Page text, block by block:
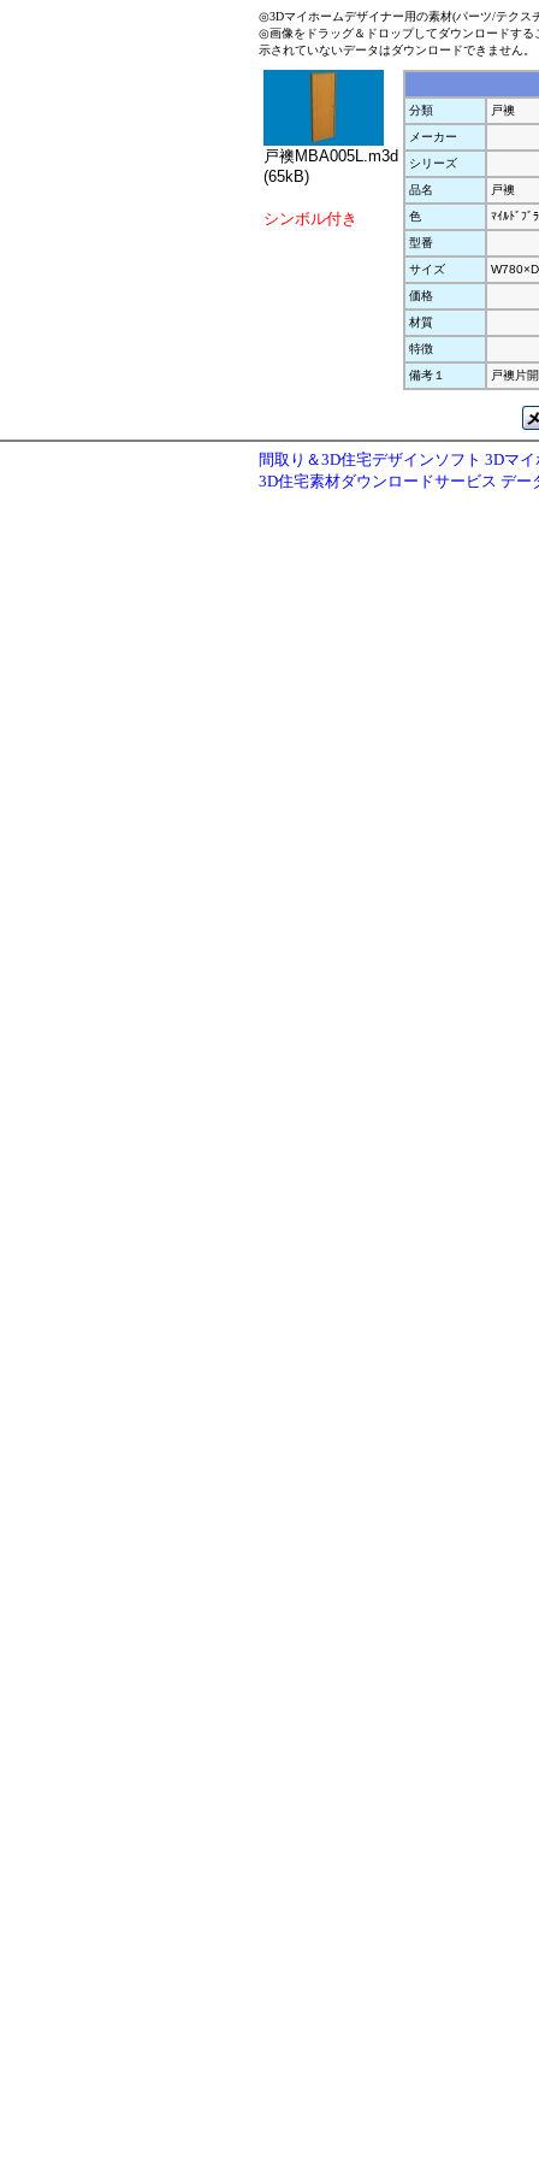
◎3Dマイホームデザイナー用の素材(パーツ/テクス
◎画像をドラッグ＆ドロップしてダウンロードす
示されていないデータはダウンロードできません。
戸襖MBA005L.m3d
(65kB)
シンボル付き
分類
戸襖
メーカー
シリーズ
品名
戸襖
色
ﾏｲﾙﾄﾞﾌﾞ
型番
サイズ
価格
材質
特徴
備考１
戸襖片
間取り＆3D住宅デザインソフト 3Dマ
3D住宅素材ダウンロードサービス デー